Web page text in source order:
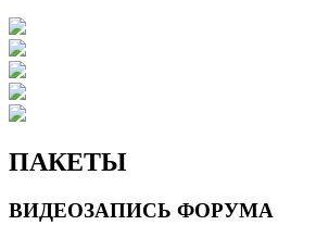
ПАКЕТЫ
ВИДЕОЗАПИСЬ ФОРУМА